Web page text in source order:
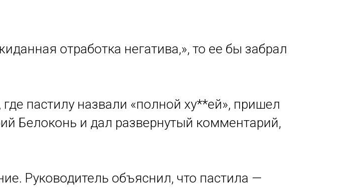
отработка негатива,», то ее бы забрал
пастилу назвали «полной ху**ей», пришел
Белоконь и дал развернутый комментарий,
Руководитель объяснил, что пастила —